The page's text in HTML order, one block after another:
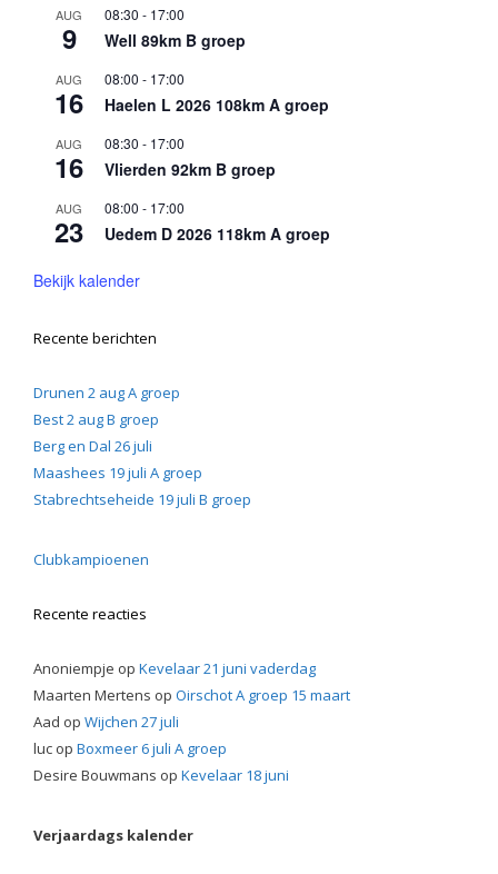
AUG
9
08:30 - 17:00
Well 89km B groep
AUG
16
08:00 - 17:00
Haelen L 2026 108km A groep
AUG
16
08:30 - 17:00
Vlierden 92km B groep
AUG
23
08:00 - 17:00
Uedem D 2026 118km A groep
Bekijk kalender
Recente berichten
Drunen 2 aug A groep
Best 2 aug B groep
Berg en Dal 26 juli
Maashees 19 juli A groep
Stabrechtseheide 19 juli B groep
Clubkampioenen
Recente reacties
Anoniempje op Kevelaar 21 juni vaderdag
Maarten Mertens op Oirschot A groep 15 maart
Aad op Wijchen 27 juli
luc op Boxmeer 6 juli A groep
Desire Bouwmans op Kevelaar 18 juni
Verjaardags kalender